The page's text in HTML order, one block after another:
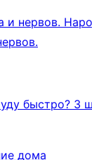
и нервов.
быстро? 3